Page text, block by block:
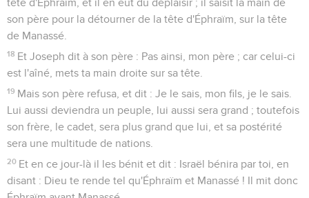
tête d'Éphraïm, et il en eut du déplaisir ; il saisit la main de
son père pour la détourner de la tête d'Éphraïm, sur la tête
de Manassé.
18 Et Joseph dit à son père : Pas ainsi, mon père ; car celui-ci
est l'aîné, mets ta main droite sur sa tête.
19 Mais son père refusa, et dit : Je le sais, mon fils, je le sais.
Lui aussi deviendra un peuple, lui aussi sera grand ; toutefois
son frère, le cadet, sera plus grand que lui, et sa postérité
sera une multitude de nations.
20 Et en ce jour-là il les bénit et dit : Israël bénira par toi, en
disant : Dieu te rende tel qu'Éphraïm et Manassé ! Il mit donc